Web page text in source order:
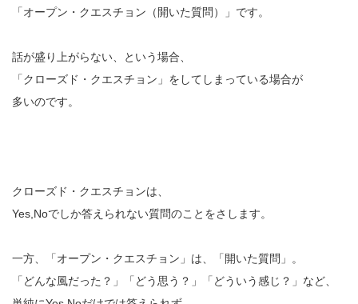
「オープン・クエスチョン（開いた質問）」です。
話が盛り上がらない、という場合、
「クローズド・クエスチョン」をしてしまっている場合が
多いのです。
クローズド・クエスチョンは、
Yes,Noでしか答えられない質問のことをさします。
一方、「オープン・クエスチョン」は、「開いた質問」。
「どんな風だった？」「どう思う？」「どういう感じ？」など、